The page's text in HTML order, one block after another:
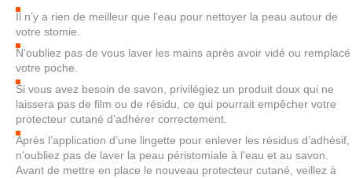
Il n’y a rien de meilleur que l’eau pour nettoyer la peau autour de
votre stomie.
N’oubliez pas de vous laver les mains après avoir vidé ou remplacé
votre poche.
Si vous avez besoin de savon, privilégiez un produit doux qui ne
laissera pas de film ou de résidu, ce qui pourrait empêcher votre
protecteur cutané d’adhérer correctement.
Après l’application d’une lingette pour enlever les résidus d’adhésif,
n’oubliez pas de laver la peau péristomiale à l’eau et au savon.
Avant de mettre en place le nouveau protecteur cutané, veillez à